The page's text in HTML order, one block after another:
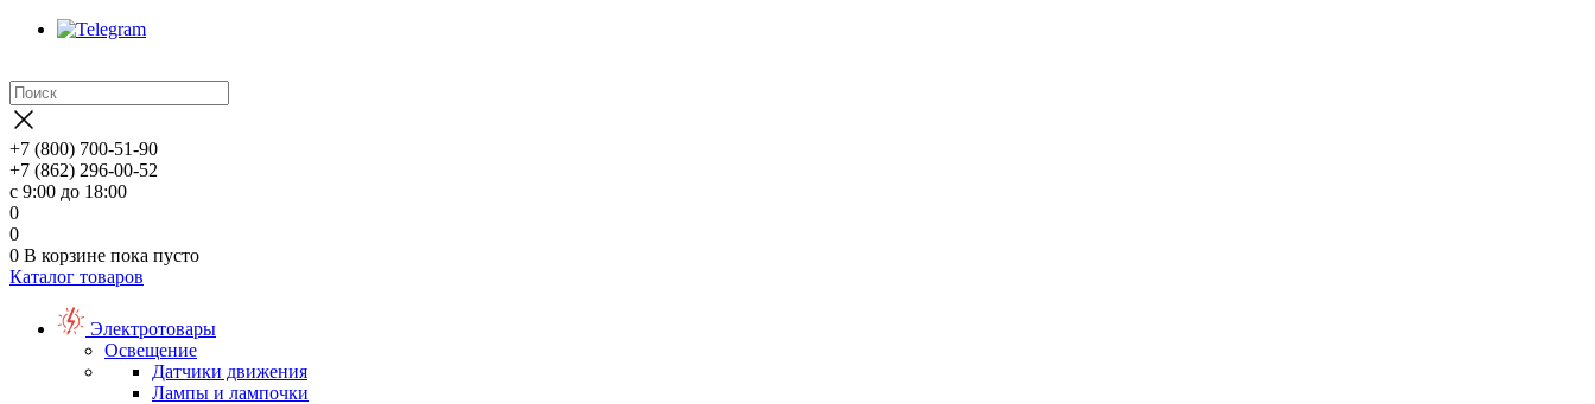
+7 (800) 700-51-90
+7 (862) 296-00-52
с 9:00 до 18:00
0
0
0 В корзине пока пусто
Каталог товаров
Электротовары
Освещение
Датчики движения
Лампы и лампочки